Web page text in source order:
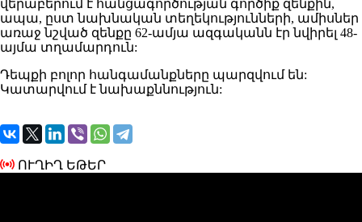
վերաբերում է հանցագործության գործիք զենքին,
ապա, ըստ նախնական տեղեկությունների, ամիսներ
առաջ նշված զենքը 62-ամյա ազգականն էր նվիրել 48-
այմա տղամարդուն:
Դեպքի բոլոր հանգամանքները պարզվում են:
Կատարվում է նախաքննություն:
ՈՒՂԻՂ ԵԹԵՐ